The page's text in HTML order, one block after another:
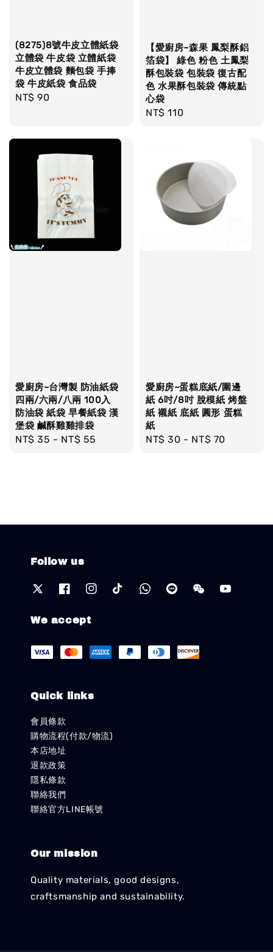
(8275)8號牛皮立體紙袋
立體袋 牛皮袋 立體紙袋
牛皮立體袋 麵包袋 手捧
袋 牛皮紙袋 食品袋
Regular
NT$ 90
【愛廚房~森果 鳳梨酥鋁
箔袋】 綠色 粉色 土鳳梨
酥包裝袋 包裝袋 復古配
色 水果酥包裝袋 傳統點
心袋
Regular
NT$ 110
愛廚房~台灣製 防油紙袋
四兩/六兩/八兩 100入
防油袋 紙袋 早餐紙袋 漢
堡袋 鹹酥雞雞排袋
Regular
NT$ 35 - NT$ 55
愛廚房~蛋糕底紙/圍邊
紙 6吋/8吋 脫模紙 烤盤
紙 襯紙 底紙 圓形 蛋糕
紙
Regular
NT$ 30 - NT$ 70
Follow us
We accept
Quick links
會員條款
購物流程(付款/物流)
本店地址
退款政策
隱私條款
聯絡我們
聯絡官方LINE帳號
Our mission
Quality materials, good designs,
craftsmanship and sustainability.